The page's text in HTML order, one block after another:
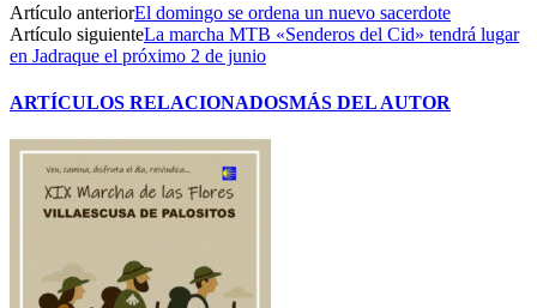
Artículo anteriorEl domingo se ordena un nuevo sacerdote
Artículo siguienteLa marcha MTB «Senderos del Cid» tendrá lugar
en Jadraque el próximo 2 de junio
ARTÍCULOS RELACIONADOSMÁS DEL AUTOR